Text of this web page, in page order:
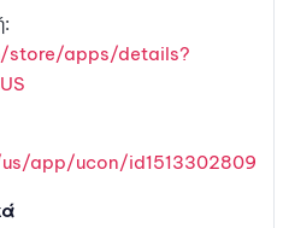
store/apps/details?
app/ucon/id1513302809